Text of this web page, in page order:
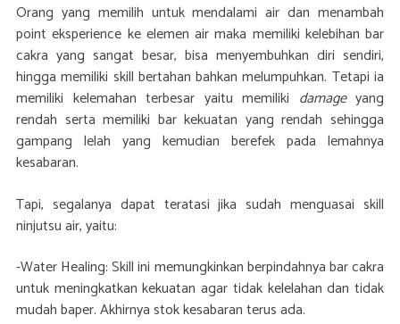
Orang yang memilih untuk mendalami air dan menambah
point eksperience ke elemen air maka memiliki kelebihan bar
cakra yang sangat besar, bisa menyembuhkan diri sendiri,
hingga memiliki skill bertahan bahkan melumpuhkan. Tetapi ia
memiliki kelemahan terbesar yaitu memiliki damage yang
rendah serta memiliki bar kekuatan yang rendah sehingga
gampang lelah yang kemudian berefek pada lemahnya
kesabaran.
Tapi, segalanya dapat teratasi jika sudah menguasai skill
ninjutsu air, yaitu:
-Water Healing: Skill ini memungkinkan berpindahnya bar cakra
untuk meningkatkan kekuatan agar tidak kelelahan dan tidak
mudah baper. Akhirnya stok kesabaran terus ada.